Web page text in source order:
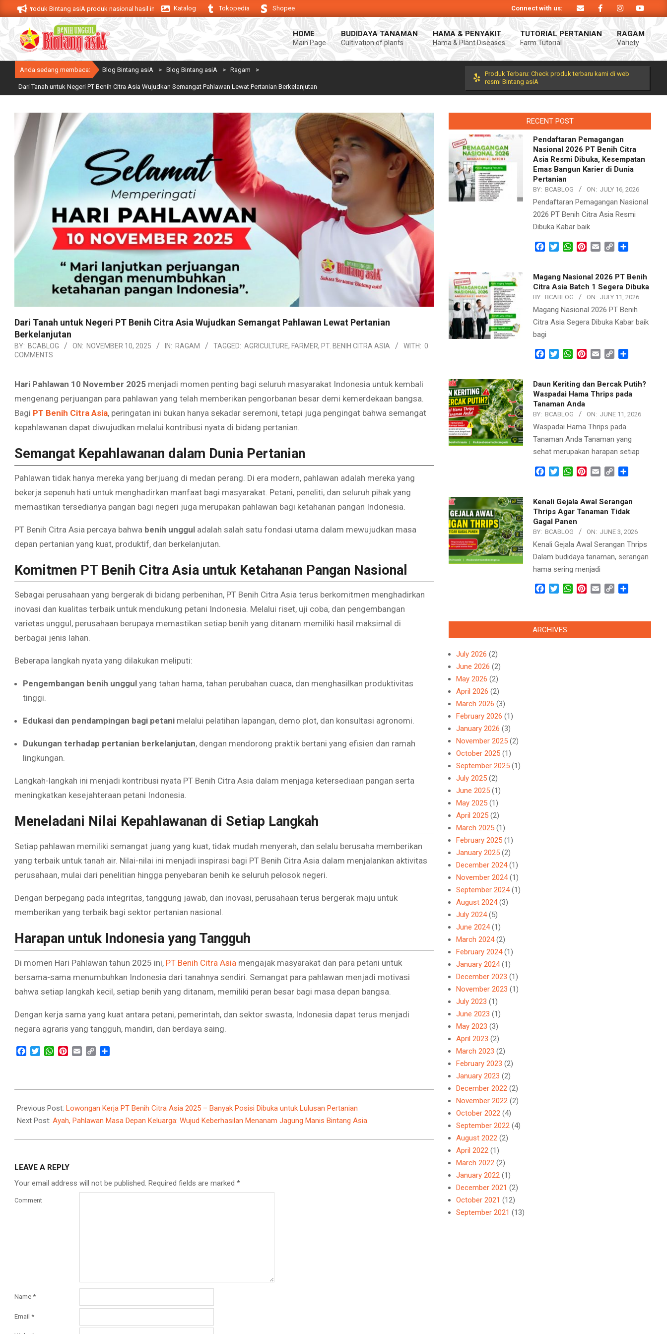
to
content
Produk Bintang asiA produk nasional hasil inovasi anak negeri untuk mendukung keberhasilan usaha tani anda. Selamat datang di Blog Bintang asiA. Produk Bintang asiA produk nasional hasil inovasi anak negeri untuk
Katalog Tokopedia Shopee Connect with us:
HOME
Main Page
BUDIDAYA TANAMAN
Cultivation of plants
HAMA & PENYAKIT
Hama & Plant Diseases
TUTORIAL PERTANIAN
Farm Tutorial
RAGAM
Variety
Anda sedang membaca: Blog Bintang asiA > Blog Bintang asiA > Ragam >
Dari Tanah untuk Negeri PT Benih Citra Asia Wujudkan Semangat Pahlawan Lewat Pertanian Berkelanjutan
Produk Terbaru: Check produk terbaru kami di web
resmi Bintang asiA
Dari Tanah untuk Negeri PT Benih Citra Asia Wujudkan Semangat Pahlawan Lewat Pertanian
Berkelanjutan
BY: BCABLOG ON: NOVEMBER 10, 2025 IN: RAGAM TAGGED: AGRICULTURE, FARMER, PT. BENIH CITRA ASIA WITH: 0
COMMENTS
Hari Pahlawan 10 November 2025 menjadi momen penting bagi seluruh masyarakat Indonesia untuk kembali
mengenang perjuangan para pahlawan yang telah memberikan pengorbanan besar demi kemerdekaan bangsa.
Bagi PT Benih Citra Asia, peringatan ini bukan hanya sekadar seremoni, tetapi juga pengingat bahwa semangat
kepahlawanan dapat diwujudkan melalui kontribusi nyata di bidang pertanian.
Semangat Kepahlawanan dalam Dunia Pertanian
Pahlawan tidak hanya mereka yang berjuang di medan perang. Di era modern, pahlawan adalah mereka yang
bekerja sepenuh hati untuk menghadirkan manfaat bagi masyarakat. Petani, peneliti, dan seluruh pihak yang
memastikan tersedianya pangan bagi negeri juga merupakan pahlawan bagi ketahanan pangan Indonesia.
PT Benih Citra Asia percaya bahwa benih unggul adalah salah satu fondasi utama dalam mewujudkan masa
depan pertanian yang kuat, produktif, dan berkelanjutan.
Komitmen PT Benih Citra Asia untuk Ketahanan Pangan Nasional
Sebagai perusahaan yang bergerak di bidang perbenihan, PT Benih Citra Asia terus berkomitmen menghadirkan
inovasi dan kualitas terbaik untuk mendukung petani Indonesia. Melalui riset, uji coba, dan pengembangan
varietas unggul, perusahaan berupaya memastikan setiap benih yang ditanam memiliki hasil maksimal di
berbagai jenis lahan.
Beberapa langkah nyata yang dilakukan meliputi:
Pengembangan benih unggul yang tahan hama, tahan perubahan cuaca, dan menghasilkan produktivitas
tinggi.
Edukasi dan pendampingan bagi petani melalui pelatihan lapangan, demo plot, dan konsultasi agronomi.
Dukungan terhadap pertanian berkelanjutan, dengan mendorong praktik bertani yang efisien dan ramah
lingkungan.
Langkah-langkah ini menjadi kontribusi nyata PT Benih Citra Asia dalam menjaga ketersediaan pangan serta
meningkatkan kesejahteraan petani Indonesia.
Meneladani Nilai Kepahlawanan di Setiap Langkah
Setiap pahlawan memiliki semangat juang yang kuat, tidak mudah menyerah, dan selalu berusaha memberikan
yang terbaik untuk tanah air. Nilai-nilai ini menjadi inspirasi bagi PT Benih Citra Asia dalam menjalankan aktivitas
perusahaan, mulai dari penelitian hingga penyebaran benih ke seluruh pelosok negeri.
Dengan berpegang pada integritas, tanggung jawab, dan inovasi, perusahaan terus bergerak maju untuk
memberikan yang terbaik bagi sektor pertanian nasional.
Harapan untuk Indonesia yang Tangguh
Di momen Hari Pahlawan tahun 2025 ini, PT Benih Citra Asia mengajak masyarakat dan para petani untuk
bersama-sama menumbuhkan Indonesia dari tanahnya sendiri. Semangat para pahlawan menjadi motivasi
bahwa setiap langkah kecil, setiap benih yang ditanam, memiliki peran besar bagi masa depan bangsa.
Dengan kerja sama yang kuat antara petani, pemerintah, dan sektor swasta, Indonesia dapat terus menjadi
negara agraris yang tangguh, mandiri, dan berdaya saing.
Facebook
TwitterWhatsApp
Pinterest
Email Copy
11-
10
Previous Post: Lowongan Kerja PT Benih Citra Asia 2025 – Banyak Posisi Dibuka untuk Lulusan Pertanian
Next Post: Ayah, Pahlawan Masa Depan Keluarga: Wujud Keberhasilan Menanam Jagung Manis Bintang Asia.
LEAVE A REPLY
Your email address will not be published. Required fields are marked *
Comment
Name *
Email *
RECENT POST
Pendaftaran Pemagangan
Nasional 2026 PT Benih Citra
Asia Resmi Dibuka, Kesempatan
Emas Bangun Karier di Dunia
Pertanian
BY: BCABLOG ON: JULY 16, 2026
Pendaftaran Pemagangan Nasional
2026 PT Benih Citra Asia Resmi
Dibuka Kabar baik
Facebook
TwitterWhatsApp
Pinterest
Email Copy
Magang Nasional 2026 PT Benih
Citra Asia Batch 1 Segera Dibuka
BY: BCABLOG ON: JULY 11, 2026
Magang Nasional 2026 PT Benih
Citra Asia Segera Dibuka Kabar baik
bagi
Facebook
TwitterWhatsApp
Pinterest
Email Copy
Daun Keriting dan Bercak Putih?
Waspadai Hama Thrips pada
Tanaman Anda
BY: BCABLOG ON: JUNE 11, 2026
Waspadai Hama Thrips pada
Tanaman Anda Tanaman yang
sehat merupakan harapan setiap
Facebook
TwitterWhatsApp
Pinterest
Email Copy
Kenali Gejala Awal Serangan
Thrips Agar Tanaman Tidak
Gagal Panen
BY: BCABLOG ON: JUNE 3, 2026
Kenali Gejala Awal Serangan Thrips
Dalam budidaya tanaman, serangan
hama sering menjadi
Facebook
TwitterWhatsApp
Pinterest
Email Copy
ARCHIVES
July 2026 (2)
June 2026 (2)
May 2026 (2)
April 2026 (2)
March 2026 (3)
February 2026 (1)
January 2026 (3)
November 2025 (2)
October 2025 (1)
September 2025 (1)
July 2025 (2)
June 2025 (1)
May 2025 (1)
April 2025 (2)
March 2025 (1)
February 2025 (1)
January 2025 (2)
December 2024(1)
November 2024(1)
September 2024(1)
August 2024(3)
July 2024(5)
June 2024(1)
March 2024(2)
February 2024(1)
January 2024(1)
December 2023 (1)
November 2023 (1)
July 2023 (1)
June 2023 (1)
May 2023 (3)
April 2023 (2)
March 2023 (2)
February 2023 (2)
January 2023 (2)
December 2022 (2)
November 2022 (2)
October 2022 (4)
September 2022 (4)
August 2022 (2)
April 2022 (1)
March 2022 (2)
January 2022 (1)
December 2021 (2)
October 2021 (12)
September 2021 (13)